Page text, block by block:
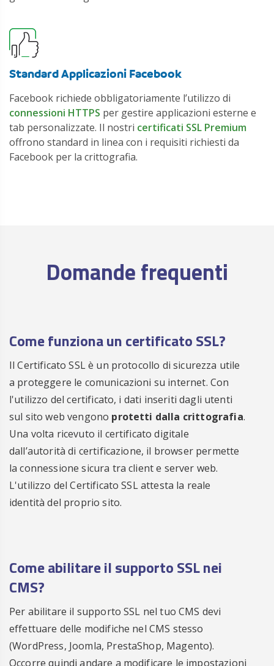
Standard Applicazioni Facebook
Facebook richiede obbligatoriamente l’utilizzo di
connessioni HTTPS per gestire applicazioni esterne e
tab personalizzate. Il nostri certificati SSL Premium
offrono standard in linea con i requisiti richiesti da
Facebook per la crittografia.
Domande frequenti
Come funziona un certificato SSL?
Il Certificato SSL è un protocollo di sicurezza utile
a proteggere le comunicazioni su internet. Con
l'utilizzo del certificato, i dati inseriti dagli utenti
sul sito web vengono protetti dalla crittografia.
Una volta ricevuto il certificato digitale
dall’autorità di certificazione, il browser permette
la connessione sicura tra client e server web.
L'utilizzo del Certificato SSL attesta la reale
identità del proprio sito.
Come abilitare il supporto SSL nei
CMS?
Per abilitare il supporto SSL nel tuo CMS devi
effettuare delle modifiche nel CMS stesso
(WordPress, Joomla, PrestaShop, Magento).
Occorre quindi andare a modificare le impostazioni